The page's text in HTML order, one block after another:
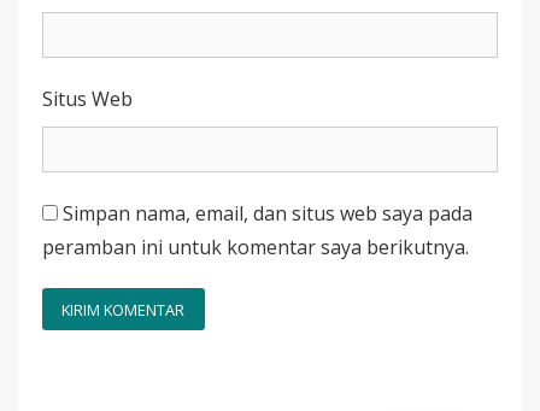
Situs Web
Simpan nama, email, dan situs web saya pada
peramban ini untuk komentar saya berikutnya.